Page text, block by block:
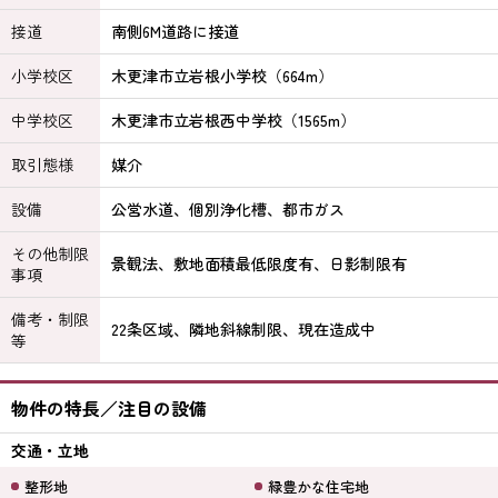
接道
南側6M道路に接道
小学校区
木更津市立岩根小学校（664m）
中学校区
木更津市立岩根西中学校（1565m）
取引態様
媒介
設備
公営水道、個別浄化槽、都市ガス
その他制限
事項
景観法、敷地面積最低限度有、日影制限有
備考・制限
等
22条区域、隣地斜線制限、現在造成中
物件の特長／注目の設備
交通・立地
整形地
緑豊かな住宅地